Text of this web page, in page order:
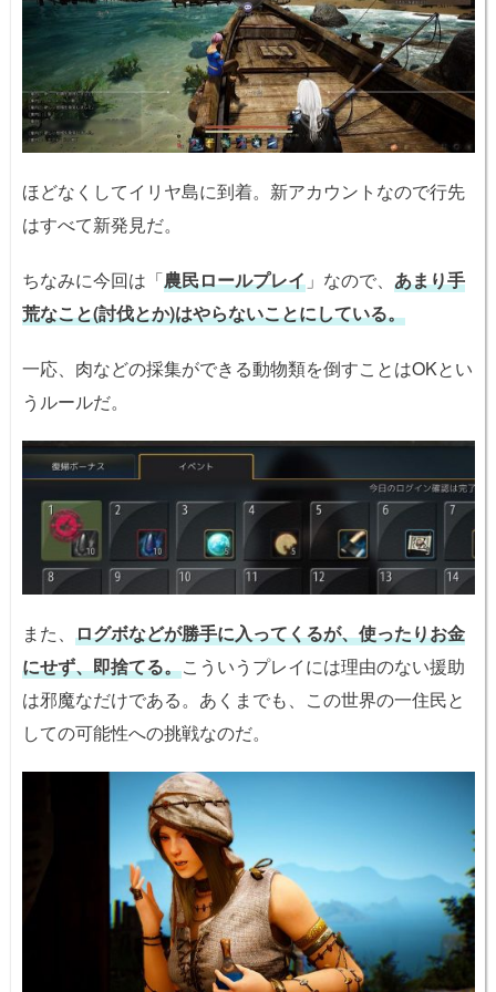
ほどなくしてイリヤ島に到着。新アカウントなので行先
はすべて新発見だ。
ちなみに今回は「農民ロールプレイ 」なので、 あまり手
荒なこと(討伐とか)はやらないことにしている。
一応、肉などの採集ができる動物類を倒すことはOKとい
うルールだ。
また、 ログボなどが勝手に入ってくるが、使ったりお金
にせず、即捨てる。こういうプレイには理由のない援助
は邪魔なだけである。あくまでも、この世界の一住民と
しての可能性への挑戦なのだ。